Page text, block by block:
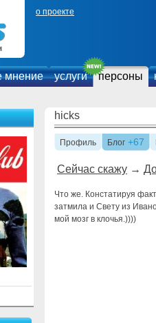
о проекте
мнение услуги персоны
hicks
Профиль Блог +67
Сейчас скажу →
Что же. Констатируя
затмила и Свету из
мой мозг в клочья.))))